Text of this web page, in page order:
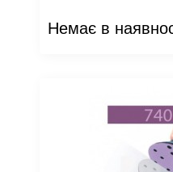
Немає в